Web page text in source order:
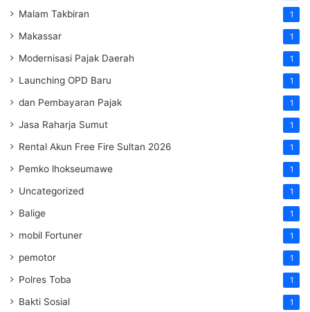
Malam Takbiran 1
Makassar 1
Modernisasi Pajak Daerah 1
Launching OPD Baru 1
dan Pembayaran Pajak 1
Jasa Raharja Sumut 1
Rental Akun Free Fire Sultan 2026 1
Pemko lhokseumawe 1
Uncategorized 1
Balige 1
mobil Fortuner 1
pemotor 1
Polres Toba 1
Bakti Sosial 1